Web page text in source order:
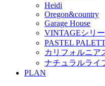
Heidi
Oregon&country
Garage House
VINTAGEシリ
PASTEL
カリフォルニア
ナチュラルライ
PLAN